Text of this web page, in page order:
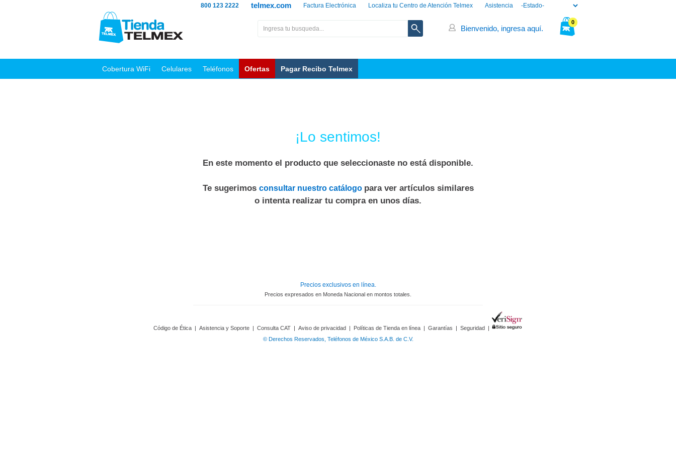
Asistencia
Localiza tu Centro de Atención Telmex
Factura Electrónica
telmex.com
800 123 2222
0
Bienvenido, ingresa aquí.
Cobertura WiFi Celulares Teléfonos Ofertas Pagar Recibo Telmex
¡Lo sentimos!
En este momento el producto que seleccionaste no está disponible.
Te sugerimos consultar nuestro catálogo para ver artículos similares
o intenta realizar tu compra en unos días.
Precios exclusivos en línea.
Precios expresados en Moneda Nacional en montos totales.
Código de Ética | Asistencia y Soporte | Consulta CAT | Aviso de privacidad | Políticas de Tienda en línea | Garantías | Seguridad |
© Derechos Reservados, Teléfonos de México S.A.B. de C.V.